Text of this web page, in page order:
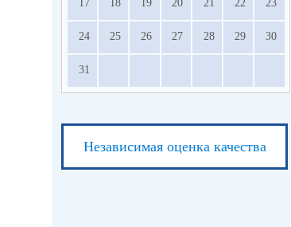
17 18 19 20 21 22 23
24 25 26 27 28 29 30
31
Независимая оценка качества